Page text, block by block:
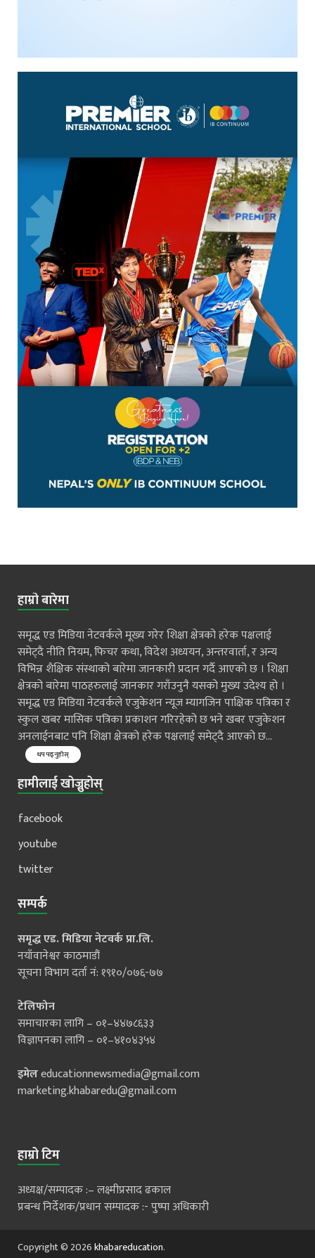
हाम्रो बारेमा
समृद्ध एड मिडिया नेटवर्कले मूख्य गरेर शिक्षा क्षेत्रको हरेक पक्षलाई
समेट्दै नीति नियम, फिचर कथा, विदेश अध्ययन, अन्तरवार्ता, र अन्य
विभिन्न शैक्षिक संस्थाको बारेमा जानकारी प्रदान गर्दै आएको छ । शिक्षा
क्षेत्रको बारेमा पाठहरुलाई जानकार गराँउनुनै यसको मुख्य उदेश्य हो ।
समृद्ध एड मिडिया नेटवर्कले एजुकेशन न्यूज म्यागजिन पाक्षिक पत्रिका र
स्कुल खबर मासिक पत्रिका प्रकाशन गरिरहेको छ भने खबर एजुकेशन
अनलाईनबाट पनि शिक्षा क्षेत्रको हरेक पक्षलाई समेट्दै आएको छ...
थप पढ्नुहोस्
हामीलाई खोज्नुहोस्
facebook
youtube
twitter
सम्पर्क
समृद्ध एड. मिडिया नेटवर्क प्रा.लि.
नयाँवानेश्वर काठमाडौं
सूचना विभाग दर्ता नं: १९१०/०७६-७७
टेलिफोन
समाचारका लागि – ०१–४४७८६३३
विज्ञापनका लागि – ०१–४१०४३५४
इमेलeducationnewsmedia@gmail.com
marketing.khabaredu@gmail.com
हाम्रो टिम
अध्यक्ष/सम्पादक :– लक्ष्मीप्रसाद ढकाल
प्रबन्ध निर्देशक/प्रधान सम्पादक :- पुष्पा अधिकारी
Copyright © 2026khabareducation.